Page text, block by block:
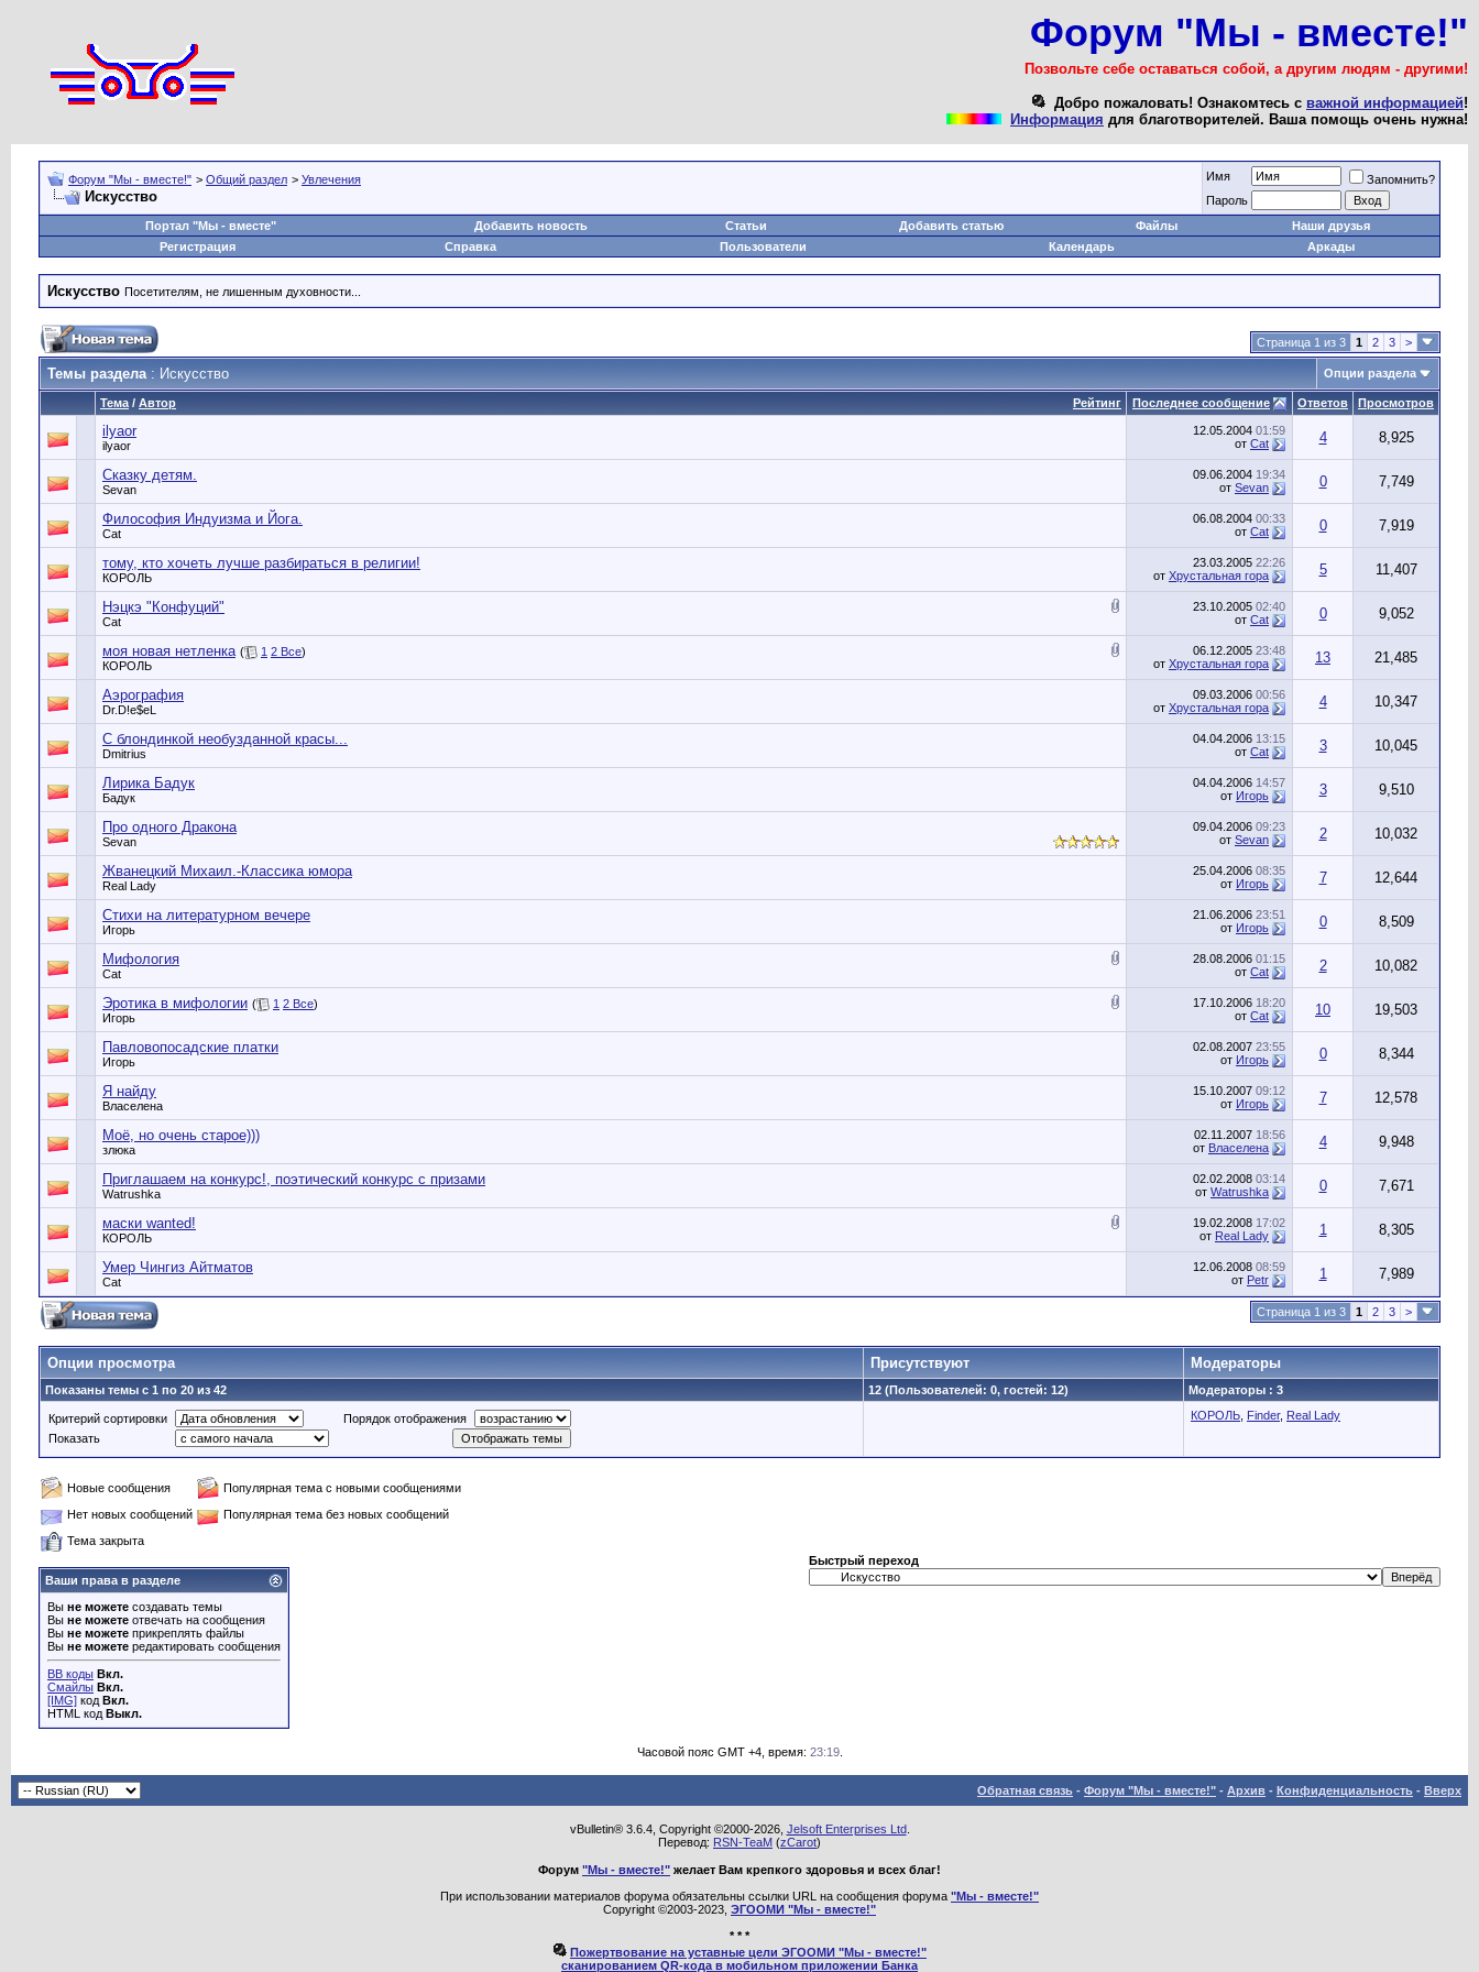
Форум "Мы - вместе!"
Позвольте себе оставаться собой, а другим людям - другими!
Добро пожаловать! Ознакомтесь с важной информацией!
Информация для благотворителей. Ваша помощь очень нужна!
Форум "Мы - вместе!" > Общий раздел > Увлечения
Искусство
Имя
Запомнить?
Пароль
Портал "Мы - вместе"
Добавить новость Статьи Добавить статью Файлы
Наши друзья
Регистрация
Справка Пользователи Календарь Аркады
Искусство Посетителям, не лишенным духовности...
Страница 1 из 3 1 2 3 >
Темы раздела: Искусство Опции раздела
Рейтинг
Тема / Автор Последнее сообщение Ответов Просмотров
ilyaor
ilyaor
12.05.2004 01:59
от Cat 4 8,925
Сказку детям.
Sevan
09.06.2004 19:34
от Sevan 0 7,749
Философия Индуизма и Йога.
Cat
06.08.2004 00:33
от Cat 0 7,919
тому, кто хочеть лучше разбираться в религии!
КОРОЛЬ
23.03.2005 22:26
от Хрустальная гора 5 11,407
Нэцкэ "Конфуций"
Cat
23.10.2005 02:40
от Cat 0 9,052
моя новая нетленка ( 1 2 Все)
КОРОЛЬ
06.12.2005 23:48
от Хрустальная гора 13 21,485
Аэрография
Dr.D!e$eL
09.03.2006 00:56
от Хрустальная гора 4 10,347
С блондинкой необузданной красы...
Dmitrius
04.04.2006 13:15
от Cat 3 10,045
Лирика Бадук
Бадук
04.04.2006 14:57
от Игорь 3 9,510
Про одного Дракона
Sevan
09.04.2006 09:23
от Sevan 2 10,032
Жванецкий Михаил.-Классика юмора
Real Lady
25.04.2006 08:35
от Игорь 7 12,644
Стихи на литературном вечере
Игорь
21.06.2006 23:51
от Игорь 0 8,509
Мифология
Cat
28.08.2006 01:15
от Cat 2 10,082
Эротика в мифологии ( 1 2 Все)
Игорь
17.10.2006 18:20
от Cat 10 19,503
Павловопосадские платки
Игорь
02.08.2007 23:55
от Игорь 0 8,344
Я найду
Власелена
15.10.2007 09:12
от Игорь 7 12,578
Моё, но очень старое)))
злюка
02.11.2007 18:56
от Власелена 4 9,948
Приглашаем на конкурс!, поэтический конкурс с призами
Watrushka
02.02.2008 03:14
от Watrushka 0 7,671
маски wanted!
КОРОЛЬ
19.02.2008 17:02
от Real Lady 1 8,305
Умер Чингиз Айтматов
Cat
12.06.2008 08:59
от Petr 1 7,989
Страница 1 из 3 1 2 3 >
Опции просмотра Присутствуют Модераторы
Показаны темы с 1 по 20 из 42 12 (Пользователей: 0, гостей: 12) Модераторы : 3
Критерий сортировки
Порядок отображения
Показать
КОРОЛЬ Finder, Real Lady
Новые сообщения
Популярная тема с новыми сообщениями
Нет новых сообщений
Популярная тема без новых сообщений
Тема закрыта
Ваши права в разделе
Вы не можете создавать темы
Вы не можете отвечать на сообщения
Вы не можете прикреплять файлы
Вы не можете редактировать сообщения
BB коды Вкл.
Смайлы Вкл.
[IMG] код Вкл.
HTML код Выкл.
Быстрый переход
Часовой пояс GMT +4, время: 23:19.
Обратная связь - Форум "Мы - вместе!" - Архив - Конфиденциальность - Вверх
vBulletin® 3.6.4, Copyright ©2000-2026, Jelsoft Enterprises Ltd.
Перевод: RSN-TeaM (zCarot)
Форум "Мы - вместе!" желает Вам крепкого здоровья и всех благ!
При использовании материалов форума обязательны ссылки URL на сообщения форума "Мы - вместе!"
Copyright ©2003-2023, ЭГООМИ "Мы - вместе!"
* * *
Пожертвование на уставные цели ЭГООМИ "Мы - вместе!"
сканированием QR-кода в мобильном приложении Банка